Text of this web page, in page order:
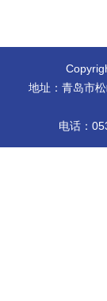
地址：青岛市
电话：